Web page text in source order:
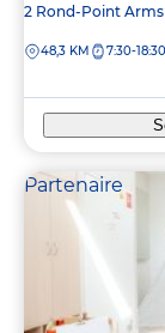
Adresse
la
2 Rond-Point
DISTANCE
48,3 KM 7:30-18:30
Partenaire